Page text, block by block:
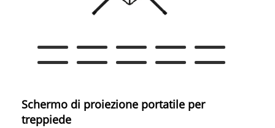
Schermo di proiezione portatile per
treppiede